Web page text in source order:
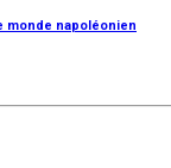
monde napoléonien